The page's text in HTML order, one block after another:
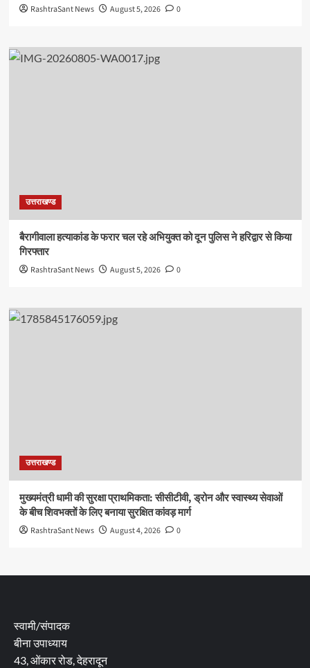
RashtraSant News August 5, 2026 0
उत्तराखण्ड
बैरागीवाला हत्याकांड के फरार चल रहे अभियुक्त को दून पुलिस ने हरिद्वार से किया
गिरफ्तार
RashtraSant News August 5, 2026 0
उत्तराखण्ड
मुख्यमंत्री धामी की सुरक्षा प्राथमिकता: सीसीटीवी, ड्रोन और स्वास्थ्य सेवाओं
के बीच शिवभक्तों के लिए बनाया सुरक्षित कांवड़ मार्ग
RashtraSant News August 4, 2026 0
स्वामी/संपादक
बीना उपाध्याय
43, ओंकार रोड, देहरादून